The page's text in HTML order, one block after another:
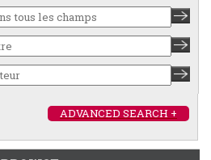
ADVANCED SEARCH +